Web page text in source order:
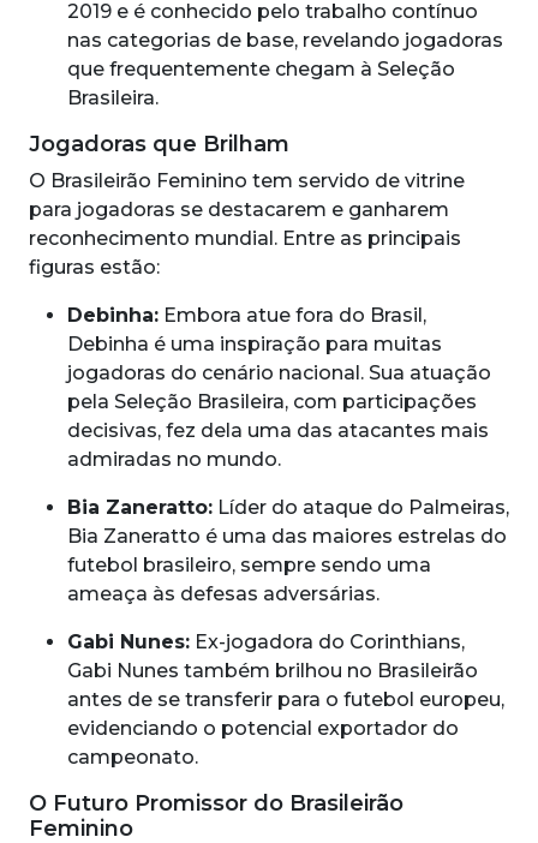
2019 e é conhecido pelo trabalho contínuo
nas categorias de base, revelando jogadoras
que frequentemente chegam à Seleção
Brasileira.
Jogadoras que Brilham
O Brasileirão Feminino tem servido de vitrine
para jogadoras se destacarem e ganharem
reconhecimento mundial. Entre as principais
figuras estão:
Debinha: Embora atue fora do Brasil,
Debinha é uma inspiração para muitas
jogadoras do cenário nacional. Sua atuação
pela Seleção Brasileira, com participações
decisivas, fez dela uma das atacantes mais
admiradas no mundo.
Bia Zaneratto: Líder do ataque do Palmeiras,
Bia Zaneratto é uma das maiores estrelas do
futebol brasileiro, sempre sendo uma
ameaça às defesas adversárias.
Gabi Nunes: Ex-jogadora do Corinthians,
Gabi Nunes também brilhou no Brasileirão
antes de se transferir para o futebol europeu,
evidenciando o potencial exportador do
campeonato.
O Futuro Promissor do Brasileirão
Feminino